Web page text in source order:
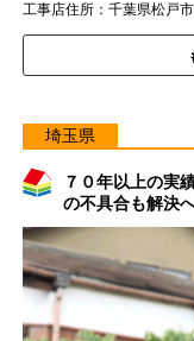
工事店住所：千葉県松戸
埼玉県
７０年以上の実
の不具合も解決